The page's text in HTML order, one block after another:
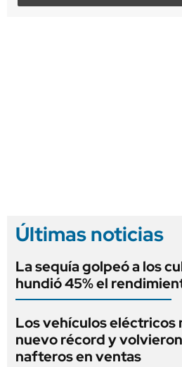
Últimas noticias
La sequía golpeó a los
hundió 45% el
Los vehículos eléctricos
nuevo récord y
nafteros en ventas